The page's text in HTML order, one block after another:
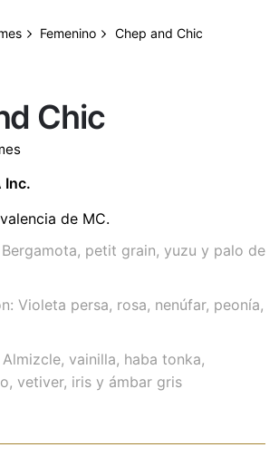
Femenino Chep and Chic
Chic
Inc.
de MC.
petit grain, yuzu y palo de
Violeta persa, rosa, nenúfar, peonía,
vainilla, haba tonka,
vetiver, iris y ámbar gris